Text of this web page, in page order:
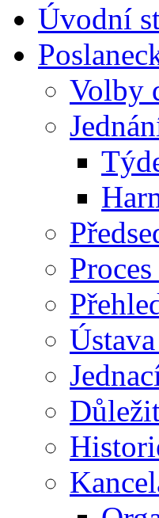
Úvodní
Volby